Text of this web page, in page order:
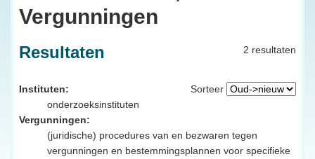
Vergunningen
2 resultaten
Resultaten
Sorteer
Instituten:
onderzoeksinstituten
Vergunningen:
(juridische) procedures van en bezwaren tegen
vergunningen en bestemmingsplannen voor specifieke